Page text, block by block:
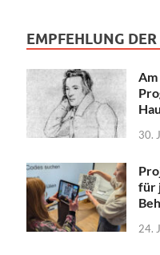
EMPFEHLUNG
30.
für
24.